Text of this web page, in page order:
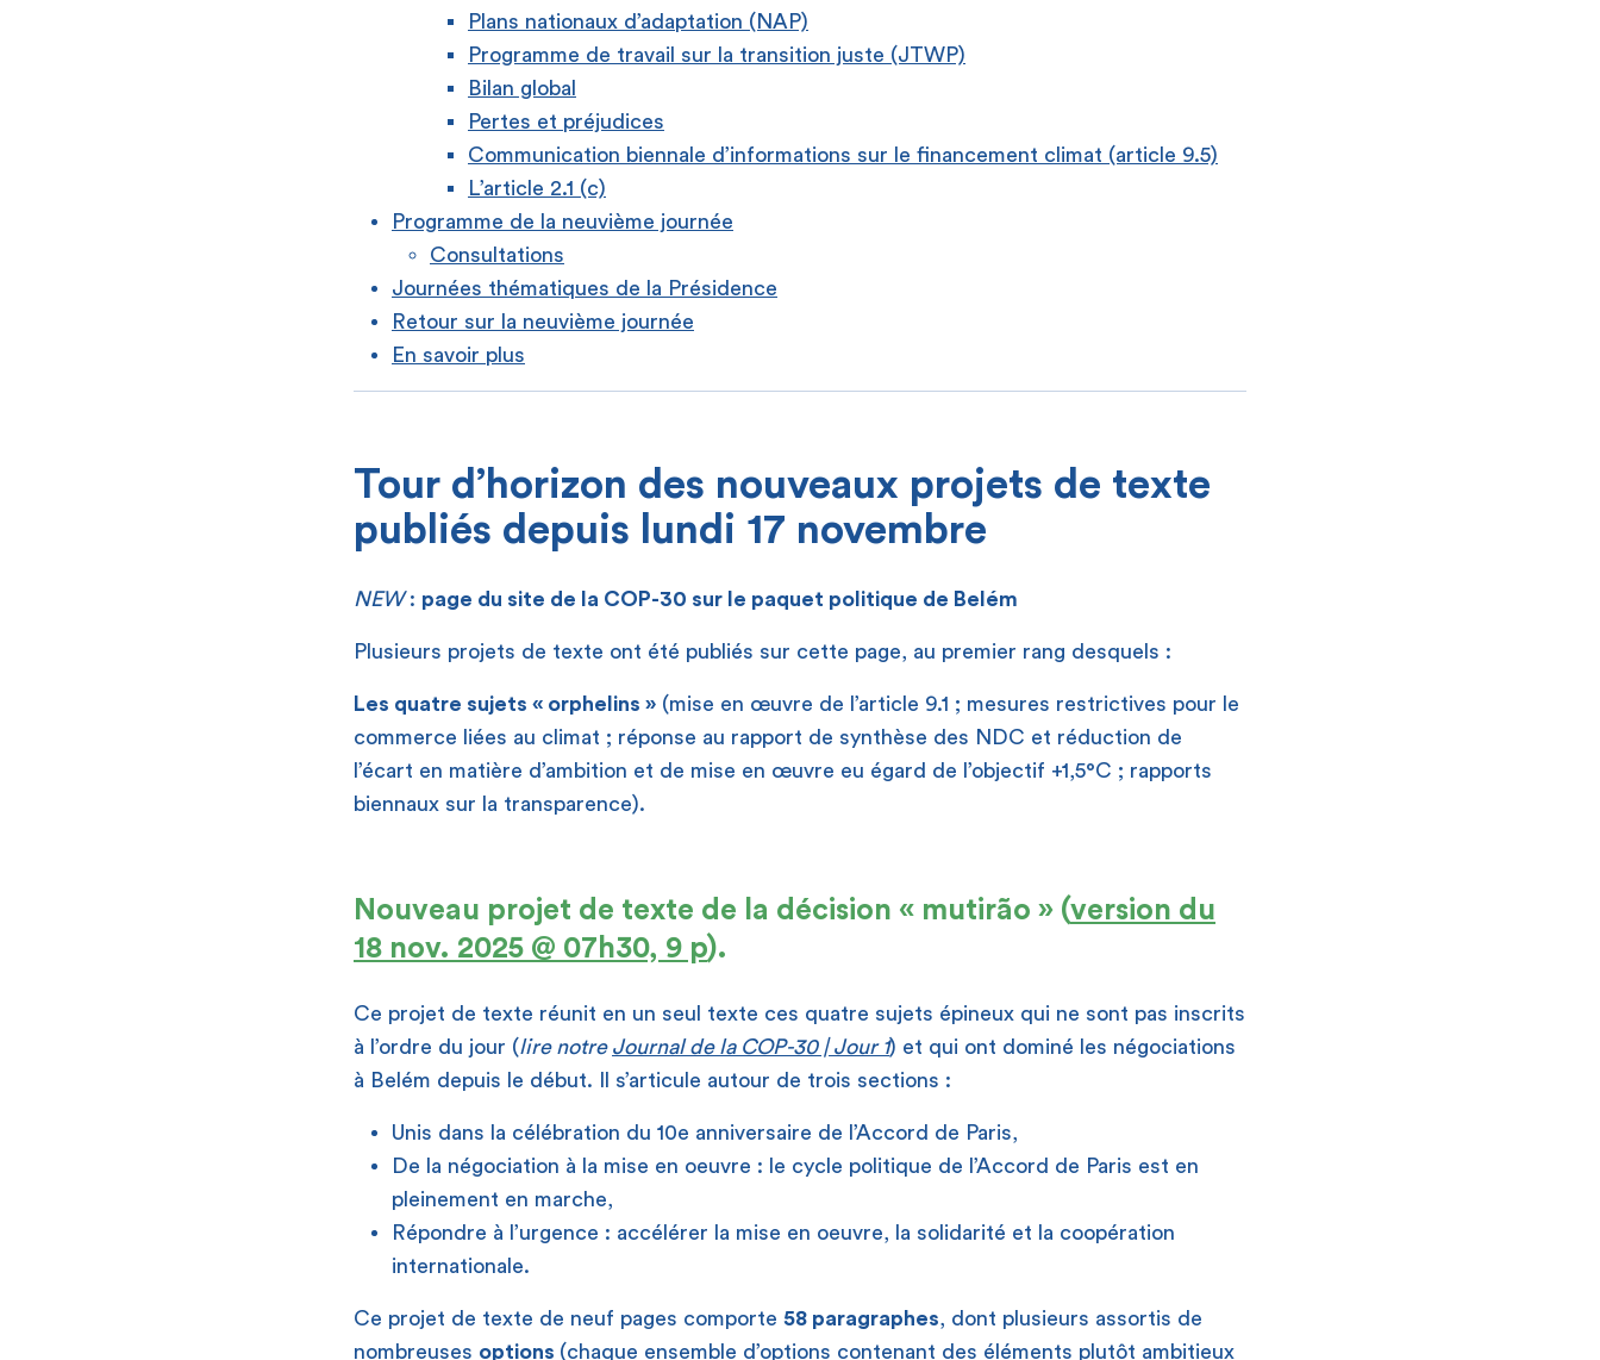
Plans nationaux d’adaptation (NAP)
Programme de travail sur la transition juste (JTWP)
Bilan global
Pertes et préjudices
Communication biennale d’informations sur le financement climat (article 9.5)
L’article 2.1 (c)
Programme de la neuvième journée
Consultations
Journées thématiques de la Présidence
Retour sur la neuvième journée
En savoir plus
Tour d’horizon des nouveaux projets de texte
publiés depuis lundi 17 novembre
NEW: page du site de la COP-30 sur le paquet politique de Belém
Plusieurs projets de texte ont été publiés sur cette page, au premier rang desquels :
Les quatre sujets « orphelins » (mise en œuvre de l’article 9.1 ; mesures restrictives pour le
commerce liées au climat ; réponse au rapport de synthèse des NDC et réduction de
l’écart en matière d’ambition et de mise en œuvre eu égard de l’objectif +1,5°C ; rapports
biennaux sur la transparence).
Nouveau projet de texte de la décision « mutirão » (version du
18 nov. 2025 @ 07h30, 9 p).
Ce projet de texte réunit en un seul texte ces quatre sujets épineux qui ne sont pas inscrits
à l’ordre du jour (lire notre Journal de la COP-30 | Jour 1) et qui ont dominé les négociations
à Belém depuis le début. Il s’articule autour de trois sections :
Unis dans la célébration du 10e anniversaire de l’Accord de Paris,
De la négociation à la mise en oeuvre : le cycle politique de l’Accord de Paris est en
pleinement en marche,
Répondre à l’urgence : accélérer la mise en oeuvre, la solidarité et la coopération
internationale.
Ce projet de texte de neuf pages comporte 58 paragraphes, dont plusieurs assortis de
nombreuses options (chaque ensemble d’options contenant des éléments plutôt ambitieux